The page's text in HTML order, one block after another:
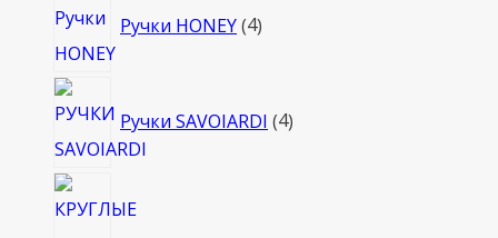
Ручки HONEY 4товара
Ручки SAVOIARDI 4товара